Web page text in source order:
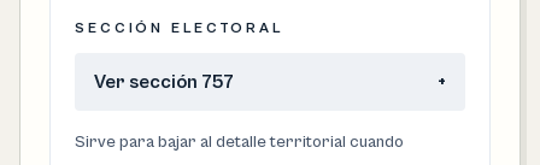
SECCIÓN ELECTORAL
Ver sección 757 +
Sirve para bajar al detalle territorial cuando